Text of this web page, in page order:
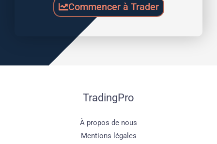
Commencer à Trader
TradingPro
À propos de nous
Mentions légales